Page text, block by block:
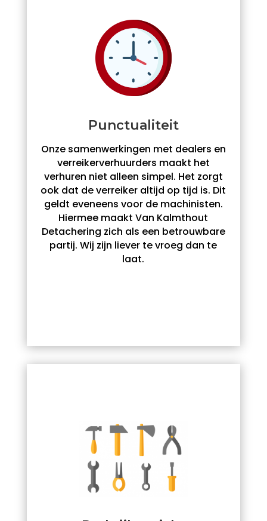
Punctualiteit
Onze samenwerkingen met dealers en
verreikerverhuurders maakt het
verhuren niet alleen simpel. Het zorgt
ook dat de verreiker altijd op tijd is. Dit
geldt eveneens voor de machinisten.
Hiermee maakt Van Kalmthout
Detachering zich als een betrouwbare
partij. Wij zijn liever te vroeg dan te
laat.